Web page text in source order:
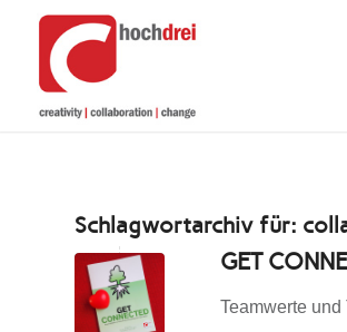
Schlagwortarchiv für:
GET
Teamwerte